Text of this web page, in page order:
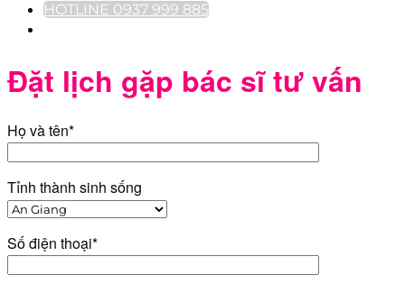
HOTLINE 0937 999 885
Đặt lịch gặp bác sĩ tư vấn
Họ và tên*
Tỉnh thành sinh sống
Số điện thoại*